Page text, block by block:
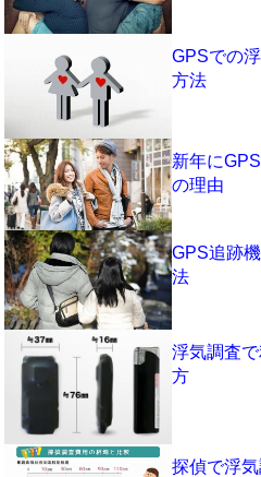
GPSでの
方法
新年に
の理由
GPS追跡
法
浮気調査
方
探偵で浮